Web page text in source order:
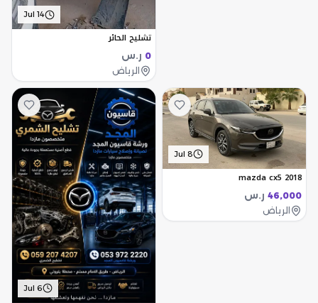
Jul 14
تشليح الحائر
0 ر.س
الرياض
Jul 8
mazda cx5 2018
46,000 ر.س
الرياض
Jul 6